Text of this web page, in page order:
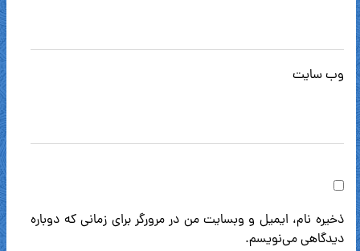
وب‌ سایت
ذخیره نام، ایمیل و وبسایت من در مرورگر برای زمانی که دوباره
دیدگاهی می‌نویسم.